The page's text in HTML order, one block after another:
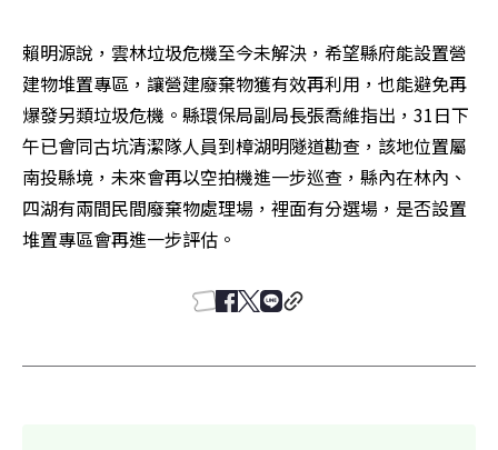
賴明源說，雲林垃圾危機至今未解決，希望縣府能設置營
建物堆置專區，讓營建廢棄物獲有效再利用，也能避免再
爆發另類垃圾危機。縣環保局副局長張喬維指出，31日下
午已會同古坑清潔隊人員到樟湖明隧道勘查，該地位置屬
南投縣境，未來會再以空拍機進一步巡查，縣內在林內、
四湖有兩間民間廢棄物處理場，裡面有分選場，是否設置
堆置專區會再進一步評估。